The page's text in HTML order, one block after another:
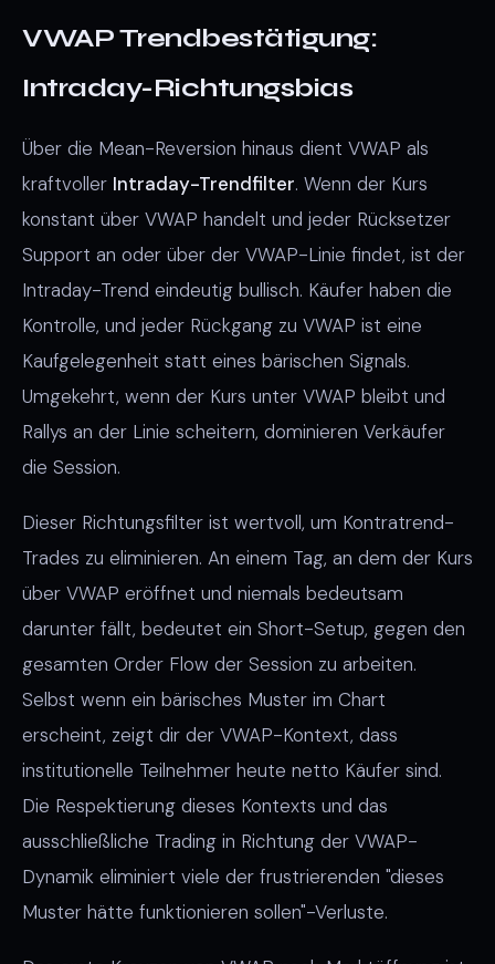
VWAP Trendbestätigung:
Intraday-Richtungsbias
Über die Mean-Reversion hinaus dient VWAP als
kraftvoller Intraday-Trendfilter. Wenn der Kurs
konstant über VWAP handelt und jeder Rücksetzer
Support an oder über der VWAP-Linie findet, ist der
Intraday-Trend eindeutig bullisch. Käufer haben die
Kontrolle, und jeder Rückgang zu VWAP ist eine
Kaufgelegenheit statt eines bärischen Signals.
Umgekehrt, wenn der Kurs unter VWAP bleibt und
Rallys an der Linie scheitern, dominieren Verkäufer
die Session.
Dieser Richtungsfilter ist wertvoll, um Kontratrend-
Trades zu eliminieren. An einem Tag, an dem der Kurs
über VWAP eröffnet und niemals bedeutsam
darunter fällt, bedeutet ein Short-Setup, gegen den
gesamten Order Flow der Session zu arbeiten.
Selbst wenn ein bärisches Muster im Chart
erscheint, zeigt dir der VWAP-Kontext, dass
institutionelle Teilnehmer heute netto Käufer sind.
Die Respektierung dieses Kontexts und das
ausschließliche Trading in Richtung der VWAP-
Dynamik eliminiert viele der frustrierenden "dieses
Muster hätte funktionieren sollen"-Verluste.